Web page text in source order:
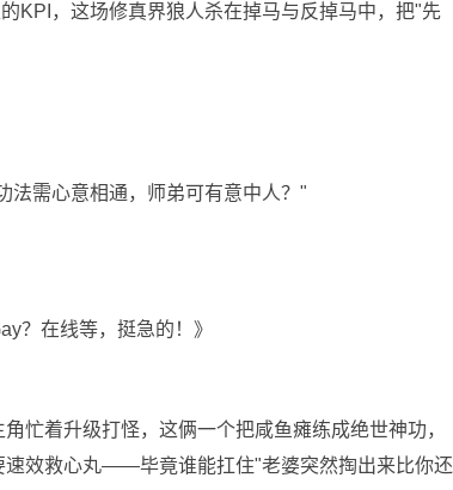
KPI，这场修真界狼人杀在掉马与反掉马中，把"先
法需心意相通，师弟可有意中人？"
？在线等，挺急的！》
忙着升级打怪，这俩一个把咸鱼瘫练成绝世神功，
速效救心丸——毕竟谁能扛住"老婆突然掏出来比你还